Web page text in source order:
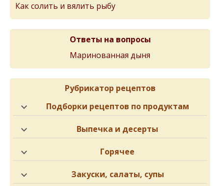
Как солить и вялить рыбу
Ответы на вопросы
Маринованная дыня
Рубрикатор рецептов
Подборки рецептов по продуктам
Выпечка и десерты
Горячее
Закуски, салаты, супы